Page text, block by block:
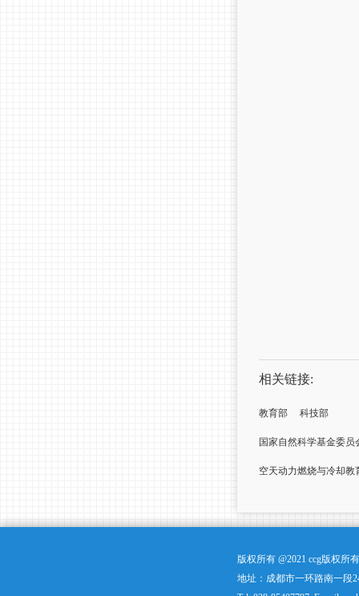
相关链接:
教育部 科技部
国家自然科学基金委员
空天动力燃烧与冷却教
版权所有 @2021 ccg版权所
地址：成都市一环路南一段